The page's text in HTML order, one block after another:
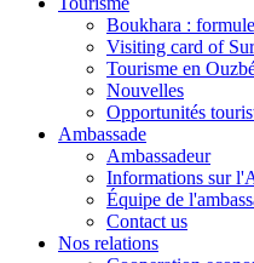
Boukhara :
Visiting card of
Tourisme en
Nouvelles
Opportunités
Ambassade
Ambassadeur
Informations sur
Équipe de
Contact us
Nos relations